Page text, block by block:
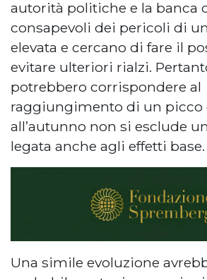
autorità politiche e la banca
consapevoli dei pericoli di
elevata e cercano di fare il
evitare ulteriori rialzi.
potrebbero corrispondere al
raggiungimento di un picco
all’autunno non si esclude
legata anche agli effetti base.
Una simile evoluzione